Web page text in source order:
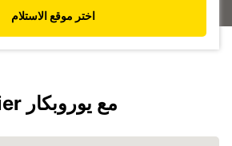
اختر موقع الاستلام
اكتشف Crissier مع يوروبكار